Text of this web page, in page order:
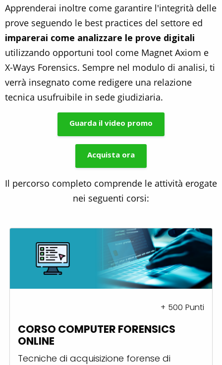
Apprenderai inoltre come garantire l'integrità delle
prove seguendo le best practices del settore ed
imparerai come analizzare le prove digitali
utilizzando opportuni tool come Magnet Axiom e
X-Ways Forensics. Sempre nel modulo di analisi, ti
verrà insegnato come redigere una relazione
tecnica usufruibile in sede giudiziaria.
Guarda il video promo
Acquista ora
Il percorso completo comprende le attività erogate
nei seguenti corsi:
+ 500 Punti
CORSO COMPUTER FORENSICS
ONLINE
Tecniche di acquisizione forense di